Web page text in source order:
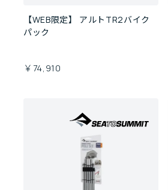
【WEB限定】 アルトTR2バイク
パック
￥74,910